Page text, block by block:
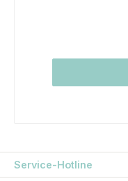
Service-Hotline